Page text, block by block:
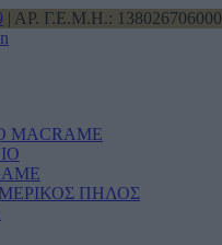
| ΑΡ. Γ.Ε.Μ.Η.: 138026706000
MACRAME
ΠΗΛΟΣ